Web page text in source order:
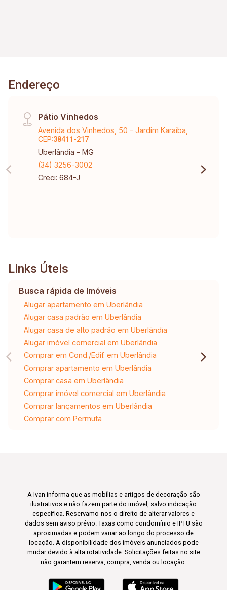
Endereço
Pátio Vinhedos
Avenida dos Vinhedos, 50 - Jardim Karaíba,
CEP:38411-217
Uberlândia - MG
(34) 3256-3002
Creci: 684-J
Links Úteis
Busca rápida de Imóveis
Alugar apartamento em Uberlândia
Alugar casa padrão em Uberlândia
Alugar casa de alto padrão em Uberlândia
Alugar imóvel comercial em Uberlândia
Comprar em Cond./Edif. em Uberlândia
Comprar apartamento em Uberlândia
Comprar casa em Uberlândia
Comprar imóvel comercial em Uberlândia
Comprar lançamentos em Uberlândia
Comprar com Permuta
A Ivan informa que as mobílias e artigos de decoração são
ilustrativos e não fazem parte do imóvel, salvo indicação
específica. Reservamo-nos o direito de alterar valores e
dados sem aviso prévio. Taxas como condomínio e IPTU são
aproximadas e podem variar ao longo do processo de
locação. A disponibilidade dos imóveis anunciados pode
mudar devido à alta rotatividade. Solicitações feitas no site
não garantem reserva, compra, venda ou locação.